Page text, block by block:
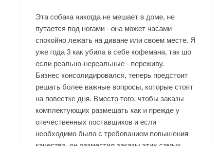
Эта собака никогда не мешает в доме, не
путается под ногами - она может часами
спокойно лежать на диване или своем месте. Я
уже года 3 как убила в себе кофемана, так шо
если реально-нереальные - переживу.
Бизнес консолидировался, теперь предстоит
решать более важные вопросы, которые стоят
на повестке дня. Вместо того, чтобы заказы
комплектующих размещать как и прежде у
отечественных поставщиков и если
необходимо было с требованием повышения